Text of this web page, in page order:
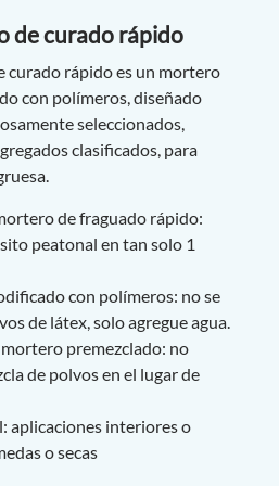
de curado rápido
curado rápido es un mortero
con polímeros, diseñado
seleccionados,
clasificados, para
de fraguado rápido:
peatonal en tan solo 1
con polímeros: no se
de látex, solo agregue agua.
premezclado: no
de polvos en el lugar de
aplicaciones interiores o
o secas